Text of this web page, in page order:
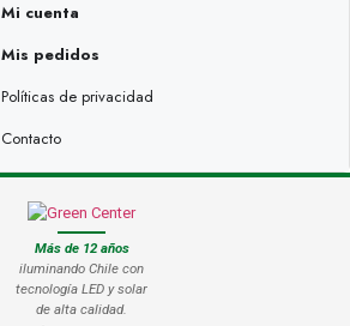
Mi cuenta
Mis pedidos
Políticas de privacidad
Contacto
Más de 12 años
iluminando Chile con
tecnología LED y solar
de alta calidad.